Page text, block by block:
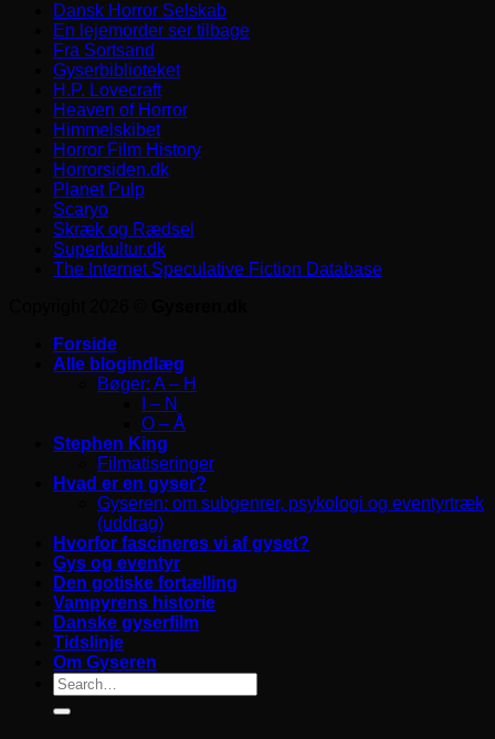
Dansk Horror Selskab
En lejemorder ser tilbage
Fra Sortsand
Gyserbiblioteket
H.P. Lovecraft
Heaven of Horror
Himmelskibet
Horror Film History
Horrorsiden.dk
Planet Pulp
Scaryo
Skræk og Rædsel
Superkultur.dk
The Internet Speculative Fiction Database
Forside
Alle blogindlæg
Bøger: A – H
I – N
O – Å
Stephen King
Filmatiseringer
Hvad er en gyser?
Gyseren: om subgenrer, psykologi og eventyrtræk
(uddrag)
Hvorfor fascineres vi af gyset?
Gys og eventyr
Den gotiske fortælling
Vampyrens historie
Danske gyserfilm
Tidslinje
Om Gyseren